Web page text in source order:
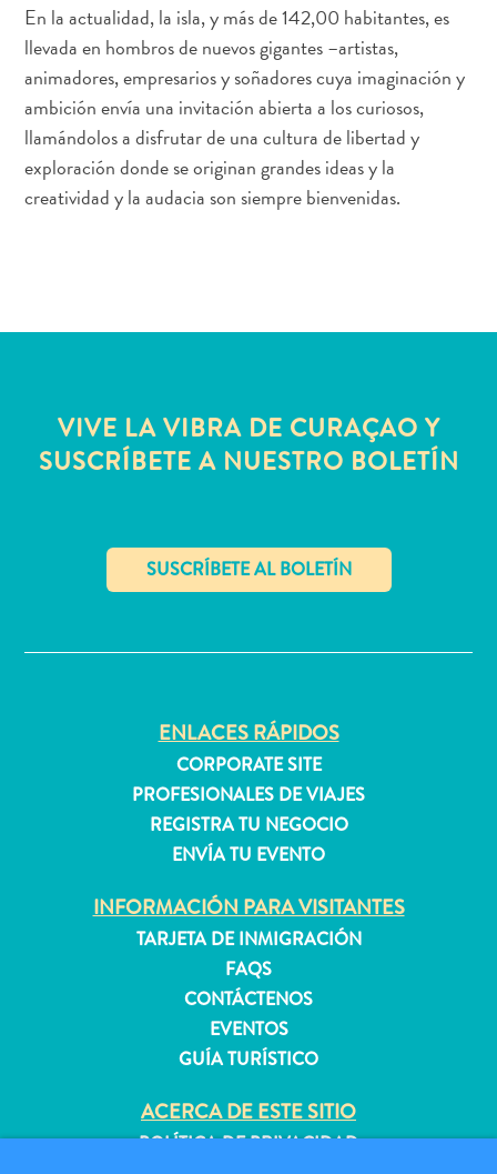
nocturna
y
entretenimiento
Zonas
Comerciales
¿Dónde
quedarse?
Resorts
En la actualidad, la isla, y más de 142,00 habitantes, es
llevada en hombros de nuevos gigantes –artistas,
animadores, empresarios y soñadores cuya imaginación y
ambición envía una invitación abierta a los curiosos,
llamándolos a disfrutar de una cultura de libertad y
exploración donde se originan grandes ideas y la
creatividad y la audacia son siempre bienvenidas.
VIVE LA VIBRA DE CURAÇAO Y
SUSCRÍBETE A NUESTRO BOLETÍN
ENLACES RÁPIDOS
CORPORATE SITE
PROFESIONALES DE VIAJES
REGISTRA TU NEGOCIO
ENVÍA TU EVENTO
INFORMACIÓN PARA VISITANTES
TARJETA DE INMIGRACIÓN
FAQS
CONTÁCTENOS
EVENTOS
GUÍA TURÍSTICO
ACERCA DE ESTE SITIO
POLÍTICA DE PRIVACIDAD